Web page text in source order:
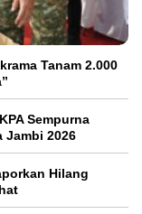
Tanam 2.000
Sempurna
Jambi 2026
Hilang